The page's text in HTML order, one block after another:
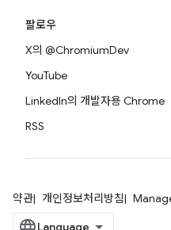
팔로우
X의 @ChromiumDev
YouTube
LinkedIn의 개발자용 Chrome
RSS
약관 개인정보처리방침